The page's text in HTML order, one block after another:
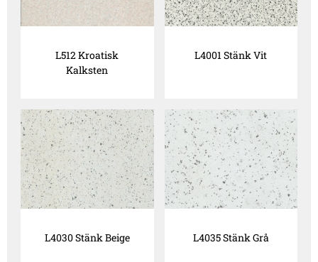
L512 Kroatisk
Kalksten
L4001 Stänk Vit
L4030 Stänk Beige L4035 Stänk Grå